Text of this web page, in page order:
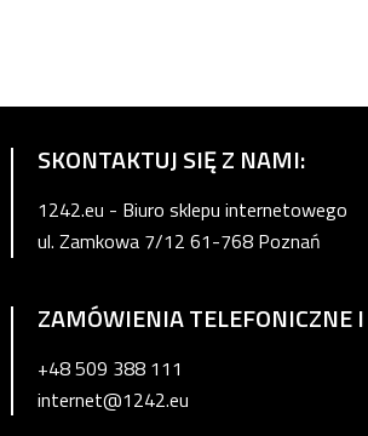
SKONTAKTUJ SIĘ Z NAMI:
1242.eu - Biuro sklepu internetowego
ul. Zamkowa 7/12 61-768 Poznań
ZAMÓWIENIA TELEFONICZNE
+48 509 388 111
internet@1242.eu